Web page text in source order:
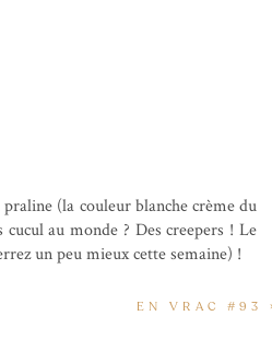
(la couleur blanche crème du
au monde ? Des creepers ! Le
un peu mieux cette semaine) !
EN VRAC #93